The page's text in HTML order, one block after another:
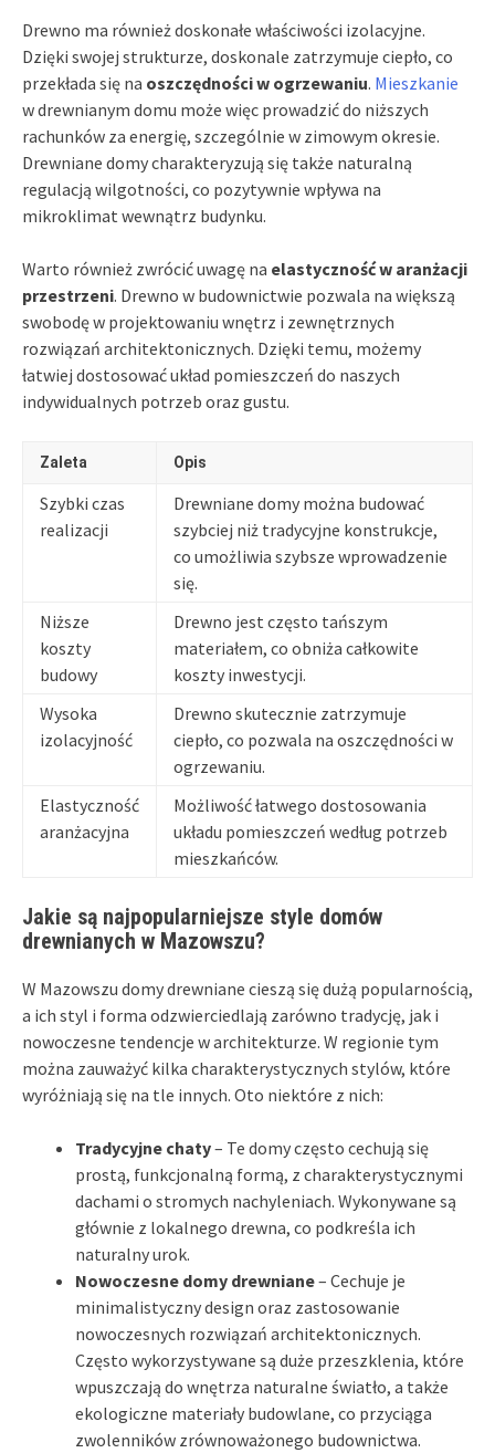
Drewno ma również doskonałe właściwości izolacyjne.
Dzięki swojej strukturze, doskonale zatrzymuje ciepło, co
przekłada się na oszczędności w ogrzewaniu. Mieszkanie
w drewnianym domu może więc prowadzić do niższych
rachunków za energię, szczególnie w zimowym okresie.
Drewniane domy charakteryzują się także naturalną
regulacją wilgotności, co pozytywnie wpływa na
mikroklimat wewnątrz budynku.
Warto również zwrócić uwagę na elastyczność w aranżacji
przestrzeni. Drewno w budownictwie pozwala na większą
swobodę w projektowaniu wnętrz i zewnętrznych
rozwiązań architektonicznych. Dzięki temu, możemy
łatwiej dostosować układ pomieszczeń do naszych
indywidualnych potrzeb oraz gustu.
Zaleta Opis
Szybki czas
realizacji
Drewniane domy można budować
szybciej niż tradycyjne konstrukcje,
co umożliwia szybsze wprowadzenie
się.
Niższe
koszty
budowy
Drewno jest często tańszym
materiałem, co obniża całkowite
koszty inwestycji.
Wysoka
izolacyjność
Drewno skutecznie zatrzymuje
ciepło, co pozwala na oszczędności w
ogrzewaniu.
Elastyczność
aranżacyjna
Możliwość łatwego dostosowania
układu pomieszczeń według potrzeb
mieszkańców.
Jakie są najpopularniejsze style domów
drewnianych w Mazowszu?
W Mazowszu domy drewniane cieszą się dużą popularnością,
a ich styl i forma odzwierciedlają zarówno tradycję, jak i
nowoczesne tendencje w architekturze. W regionie tym
można zauważyć kilka charakterystycznych stylów, które
wyróżniają się na tle innych. Oto niektóre z nich:
Tradycyjne chaty– Te domy często cechują się
prostą, funkcjonalną formą, z charakterystycznymi
dachami o stromych nachyleniach. Wykonywane są
głównie z lokalnego drewna, co podkreśla ich
naturalny urok.
Nowoczesne domy drewniane– Cechuje je
minimalistyczny design oraz zastosowanie
nowoczesnych rozwiązań architektonicznych.
Często wykorzystywane są duże przeszklenia, które
wpuszczają do wnętrza naturalne światło, a także
ekologiczne materiały budowlane, co przyciąga
zwolenników zrównoważonego budownictwa.